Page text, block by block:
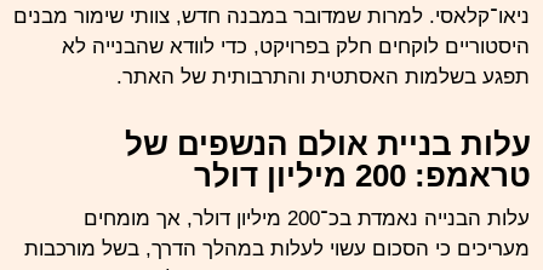
ניאו־קלאסי. למרות שמדובר במבנה חדש, צוותי שימור מבנים
היסטוריים לוקחים חלק בפרויקט, כדי לוודא שהבנייה לא
תפגע בשלמות האסתטית והתרבותית של האתר.
עלות בניית אולם הנשפים של
טראמפ: 200 מיליון דולר
עלות הבנייה נאמדת בכ־200 מיליון דולר, אך מומחים
מעריכים כי הסכום עשוי לעלות במהלך הדרך, בשל מורכבות